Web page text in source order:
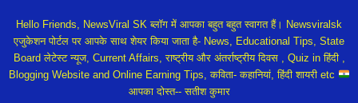
Hello Friends, NewsViral SK ब्लॉग में आपका बहुत बहुत स्वागत हैं। Newsviralsk
एजुकेशन पोर्टल पर आपके साथ शेयर किया जाता है- News, Educational Tips, State
Board लेटेस्ट न्यूज, Current Affairs, राष्ट्रीय और अंतर्राष्ट्रीय दिवस , Quiz in हिंदी ,
Blogging Website and Online Earning Tips, कविता- कहानियां, हिंदी शायरी etc
आपका दोस्त-- सतीश कुमार